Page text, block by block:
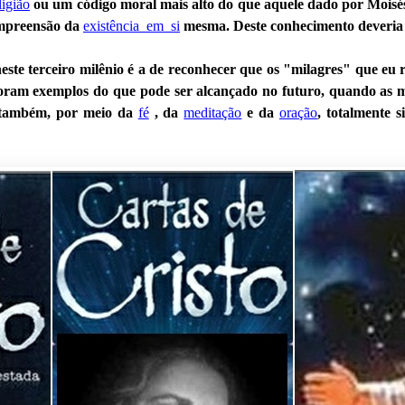
ou um código moral mais alto do que aquele dado por
da existência_em_si mesma. Deste conhecimento
terceiro milênio é a de reconhecer que os "milagres" que eu
exemplos do que pode ser alcançado no futuro, quando as
por meio da fé , da meditação e da oração, totalmente